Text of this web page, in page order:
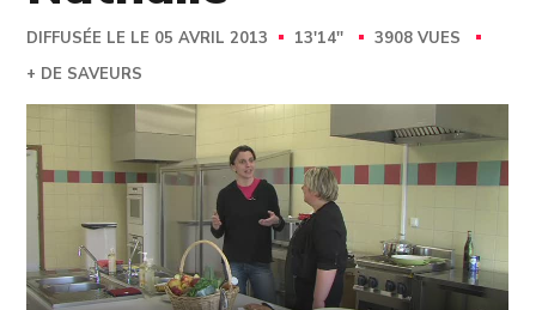
DIFFUSÉE LE LE 05 AVRIL 2013 13'14''
3908 VUES
+ DE SAVEURS